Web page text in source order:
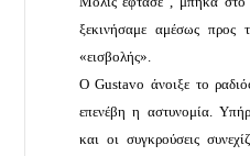
ξεκινήσαμε αμέσως προς
«εισβολής».
Ο Gustavo άνοιξε το
επενέβη η αστυνομία.
και οι συγκρούσεις